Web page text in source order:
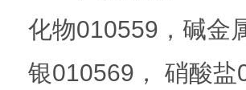
化物010559，碱金
银010569， 硝酸